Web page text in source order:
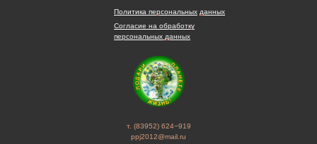
т. (83952) 624−919
ppj2012@mail.ru
Политика персональных данных
Согласие на обработку
персональных данных